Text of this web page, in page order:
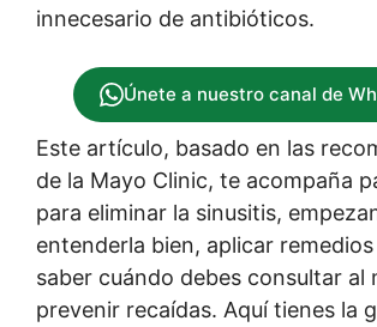
innecesario de antibióticos.
Únete a nuestro canal de
Este artículo, basado en las
de la Mayo Clinic, te acompaña
para eliminar la sinusitis,
entenderla bien, aplicar
saber cuándo debes consultar al
prevenir recaídas. Aquí tienes la